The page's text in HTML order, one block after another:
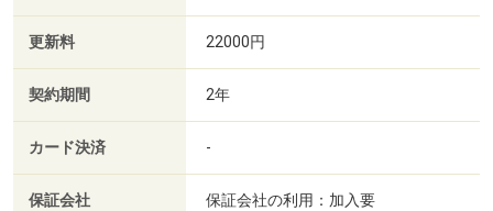
更新料 22000円
契約期間 2年
カード決済 -
保証会社
保証会社の利用：加入要